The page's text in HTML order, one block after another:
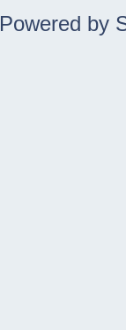
Powered by